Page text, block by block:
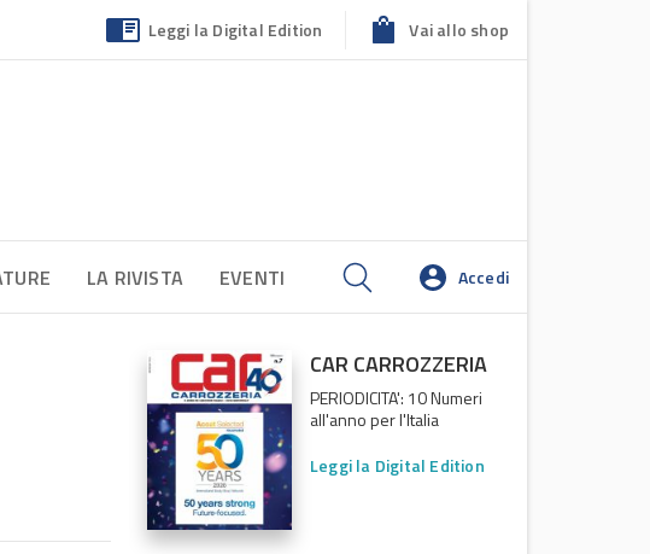
Leggi la Digital Edition Vai allo shop
LA RIVISTA EVENTI Accedi
CAR CARROZZERIA
PERIODICITA': 10 Numeri
all'anno per l'Italia
Leggi la Digital Edition